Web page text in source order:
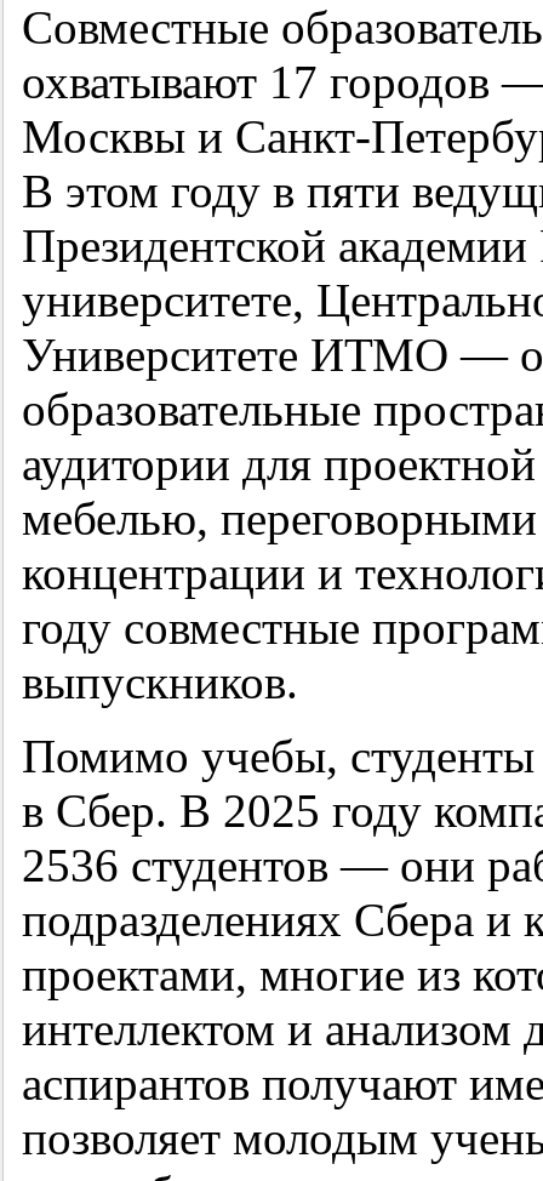
Совместные
охватывают 17 городов
Москвы и Санкт-
В этом году в пяти
Президентской
университете,
Университете ИТМО —
образовательные
аудитории для
мебелью,
концентрации и
году совместные
выпускников.
Помимо учебы, студенты
в Сбер. В 2025 году
2536 студентов — они
подразделениях Сбера и
проектами, многие из
интеллектом и анализом
аспирантов получают
позволяет молодым